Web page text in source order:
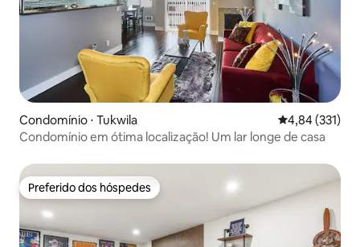
Condomínio ⋅ Tukwila 4,84 de uma
4,84 (331)
Condomínio em ótima localização! Um lar longe de casa
Preferido dos hóspedes
Preferido dos hóspedes